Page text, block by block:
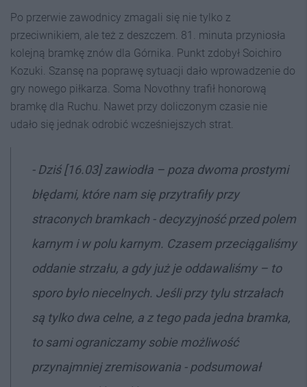
Po przerwie zawodnicy zmagali się nie tylko z
przeciwnikiem, ale też z deszczem. 81. minuta przyniosła
kolejną bramkę znów dla Górnika. Punkt zdobył Soichiro
Kozuki. Szansę na poprawę sytuacji dało wprowadzenie do
gry nowego piłkarza. Soma Novothny trafił honorową
bramkę dla Ruchu. Nawet przy doliczonym czasie nie
udało się jednak odrobić wcześniejszych strat.
- Dziś [16.03] zawiodła – poza dwoma prostymi
błędami, które nam się przytrafiły przy
straconych bramkach - decyzyjność przed polem
karnym i w polu karnym. Czasem przeciągaliśmy
oddanie strzału, a gdy już je oddawaliśmy – to
sporo było niecelnych. Jeśli przy tylu strzałach
są tylko dwa celne, a z tego pada jedna bramka,
to sami ograniczamy sobie możliwość
przynajmniej zremisowania - podsumował